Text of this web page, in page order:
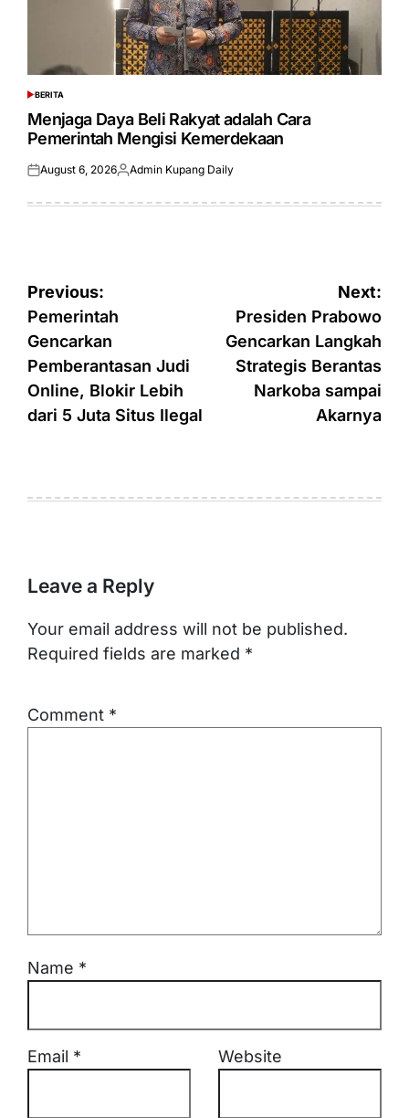
POSTED
IN
BERITA
Menjaga Daya Beli Rakyat adalah Cara
Pemerintah Mengisi Kemerdekaan
Posted
August 6, 2026Posted
Admin Kupang Daily
Post
navigation
Previous:
Pemerintah
Gencarkan
Pemberantasan Judi
Online, Blokir Lebih
dari 5 Juta Situs Ilegal
Next:
Presiden Prabowo
Gencarkan Langkah
Strategis Berantas
Narkoba sampai
Akarnya
Leave a Reply
Your email address will not be published.
Required fields are marked *
Comment *
Name *
Email * Website